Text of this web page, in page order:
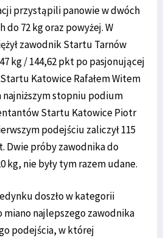
przystąpili panowie w dwóch
do 72 kg oraz powyżej. W
zawodnik Startu Tarnów
kg / 144,62 pkt po pasjonującej
Katowice Rafałem Witem
najniższym stopniu podium
Startu Katowice Piotr
podejściu zaliczył 115
Dwie próby zawodnika do
kg, nie były tym razem udane.
doszło w kategorii
miano najlepszego zawodnika
podejścia, w której